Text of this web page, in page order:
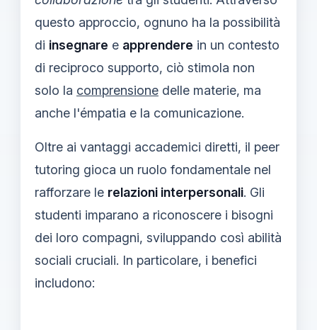
questo approccio, ognuno ha la possibilità
di insegnare e apprendere in un contesto
di reciproco supporto, ciò stimola non
solo la comprensione delle materie, ma
anche l'émpatia e la comunicazione.
Oltre ai vantaggi accademici diretti, il peer
tutoring gioca un ruolo fondamentale nel
rafforzare le relazioni interpersonali. Gli
studenti imparano a riconoscere i bisogni
dei loro compagni, sviluppando così abilità
sociali cruciali. In particolare, i benefici
includono: